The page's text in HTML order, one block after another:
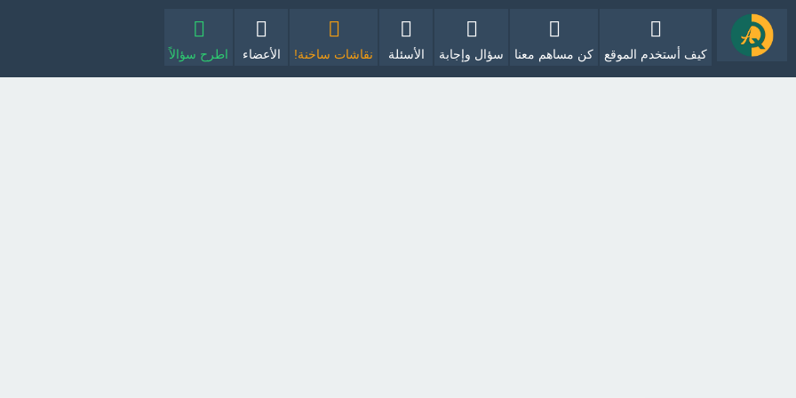
كيف أستخدم الموقع كن مساهم معنا سؤال وإجابة الأسئلة نقاشات ساخنة! الأعضاء اطرح سؤالاً